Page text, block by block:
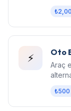
⚡ Oto
Araç